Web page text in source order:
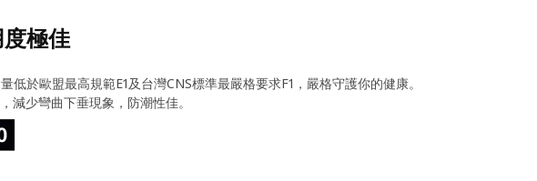
極佳
低於歐盟最高規範E1及台灣CNS標準最嚴格要求F1，嚴格守護你的健康。
減少彎曲下垂現象，防潮性佳。